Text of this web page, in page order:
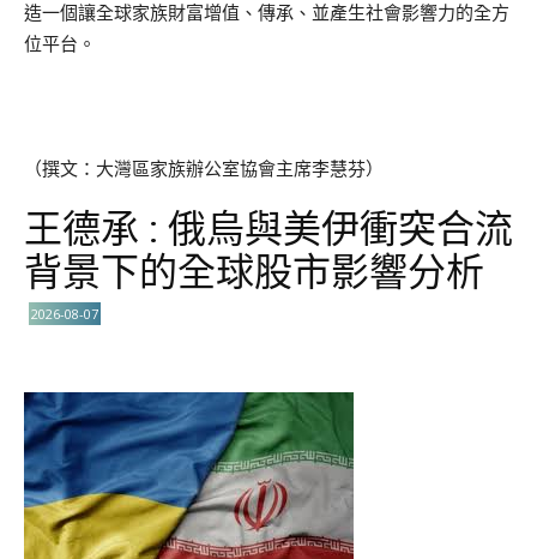
造一個讓全球家族財富增值、傳承、並產生社會影響力的全方
位平台。
（撰文：大灣區家族辦公室協會主席李慧芬）
王德承 : 俄烏與美伊衝突合流
背景下的全球股市影響分析
2026-08-07